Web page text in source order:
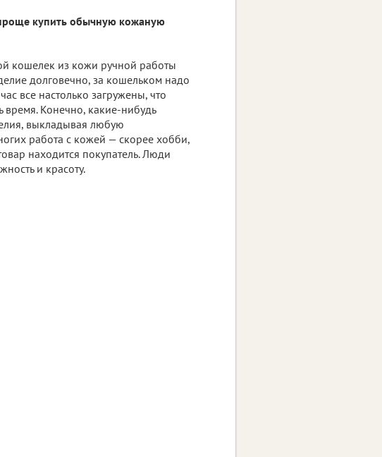
купить обычную кожаную
кошелек из кожи ручной работы
долговечно, за кошельком надо
все настолько загружены, что
время. Конечно, какие-нибудь
выкладывая любую
работа с кожей — скорее хобби,
находится покупатель. Люди
и красоту.